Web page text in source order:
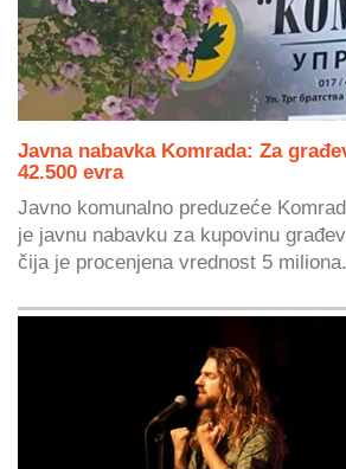
Javna nabavka Komrada: Za
42.500 evra
Javno komunalno preduzeće
je javnu nabavku za kupovinu
čija je procenjena vrednost 5